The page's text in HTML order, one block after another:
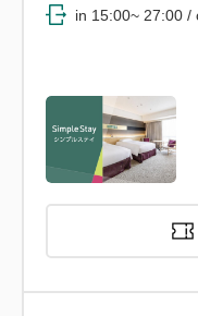
in 15:00~ 27:00 /